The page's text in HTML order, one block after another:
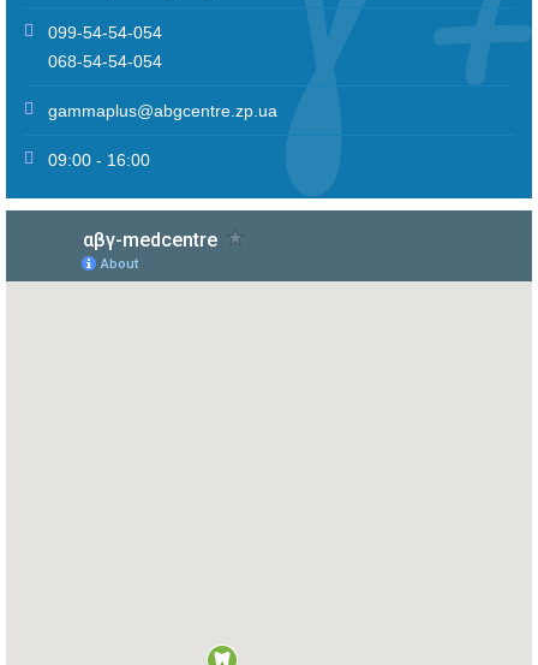
099-54-54-054
068-54-54-054
gammaplus@abgcentre.zp.ua
09:00 - 16:00